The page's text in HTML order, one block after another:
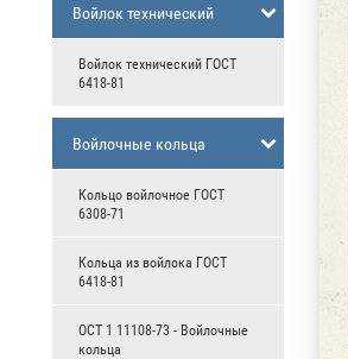
Войлок технический
Войлок технический ГОСТ
6418-81
Войлочные кольца
Кольцо войлочное ГОСТ
6308-71
Кольца из войлока ГОСТ
6418-81
ОСТ 1 11108-73 - Войлочные
кольца